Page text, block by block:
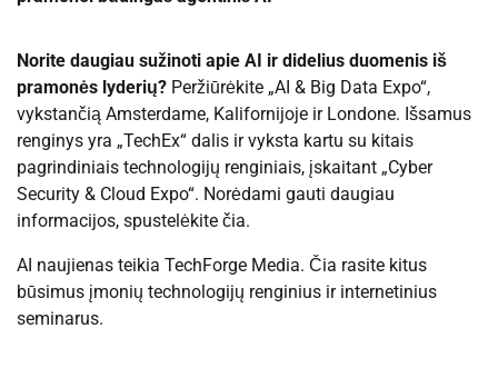
Norite daugiau sužinoti apie AI ir didelius duomenis iš
pramonės lyderių? Peržiūrėkite „AI & Big Data Expo“,
vykstančią Amsterdame, Kalifornijoje ir Londone. Išsamus
renginys yra „TechEx“ dalis ir vyksta kartu su kitais
pagrindiniais technologijų renginiais, įskaitant „Cyber ​​
Security & Cloud Expo“. Norėdami gauti daugiau
informacijos, spustelėkite čia.
AI naujienas teikia TechForge Media. Čia rasite kitus
būsimus įmonių technologijų renginius ir internetinius
seminarus.